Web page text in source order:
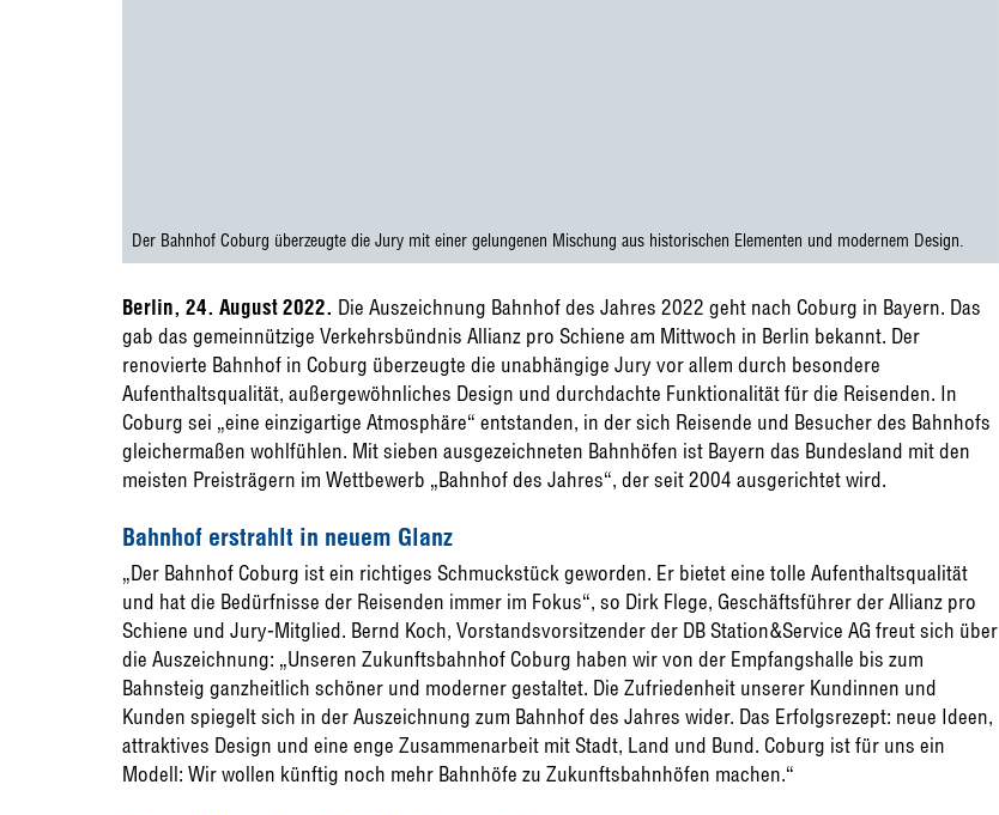
Der Bahnhof Coburg überzeugte die Jury mit einer gelungenen Mischung aus historischen Elementen und modernem Design.
Berlin, 24. August 2022. Die Auszeichnung Bahnhof des Jahres 2022 geht nach Coburg in Bayern. Das
gab das gemeinnützige Verkehrsbündnis Allianz pro Schiene am Mittwoch in Berlin bekannt. Der
renovierte Bahnhof in Coburg überzeugte die unabhängige Jury vor allem durch besondere
Aufenthaltsqualität, außergewöhnliches Design und durchdachte Funktionalität für die Reisenden. In
Coburg sei „eine einzigartige Atmosphäre“ entstanden, in der sich Reisende und Besucher des Bahnhofs
gleichermaßen wohlfühlen. Mit sieben ausgezeichneten Bahnhöfen ist Bayern das Bundesland mit den
meisten Preisträgern im Wettbewerb „Bahnhof des Jahres“, der seit 2004 ausgerichtet wird.
Bahnhof erstrahlt in neuem Glanz
„Der Bahnhof Coburg ist ein richtiges Schmuckstück geworden. Er bietet eine tolle Aufenthaltsqualität
und hat die Bedürfnisse der Reisenden immer im Fokus“, so Dirk Flege, Geschäftsführer der Allianz pro
Schiene und Jury-Mitglied. Bernd Koch, Vorstandsvorsitzender der DB Station&Service AG freut sich über
die Auszeichnung: „Unseren Zukunftsbahnhof Coburg haben wir von der Empfangshalle bis zum
Bahnsteig ganzheitlich schöner und moderner gestaltet. Die Zufriedenheit unserer Kundinnen und
Kunden spiegelt sich in der Auszeichnung zum Bahnhof des Jahres wider. Das Erfolgsrezept: neue Ideen,
attraktives Design und eine enge Zusammenarbeit mit Stadt, Land und Bund. Coburg ist für uns ein
Modell: Wir wollen künftig noch mehr Bahnhöfe zu Zukunftsbahnhöfen machen.“